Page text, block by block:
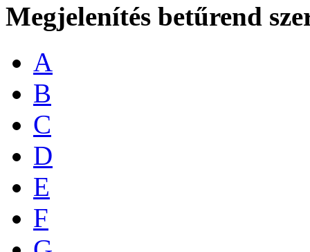
Megjelenítés betűrend
A
B
C
D
E
F